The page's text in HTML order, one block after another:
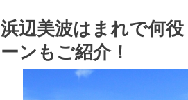
浜辺美波はまれで何
ーンもご紹介！